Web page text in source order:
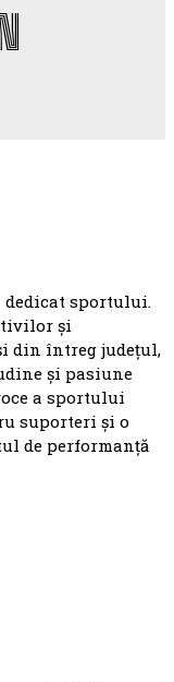
dedicat sportului.
și
din întreg județul,
și pasiune
a sportului
suporteri și o
de performanță